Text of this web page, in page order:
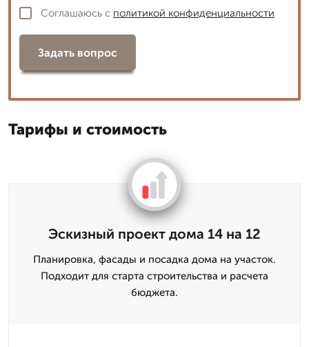
Соглашаюсь с политикой конфиденциальности
Задать вопрос
Тарифы и стоимость
Эскизный проект дома 14 на 12
Планировка, фасады и посадка дома на участок.
Подходит для старта строительства и расчета
бюджета.